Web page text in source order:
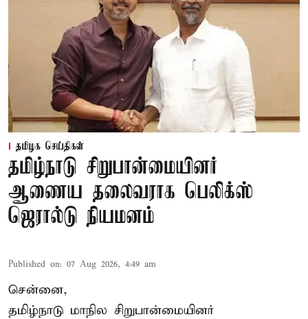
தமிழக செய்திகள்
தமிழ்நாடு சிறுபான்மையினர்
ஆணைய தலைவராக பெலிக்ஸ்
ஜெரால்டு நியமனம்
Published on: 07 Aug 2026, 4:49 am
சென்னை,
தமிழ்நாடு மாநில சிறுபான்மையினர்